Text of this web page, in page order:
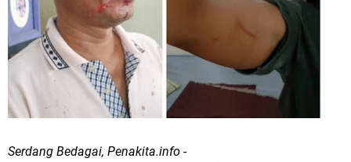
Serdang Bedagai, Penakita.info -